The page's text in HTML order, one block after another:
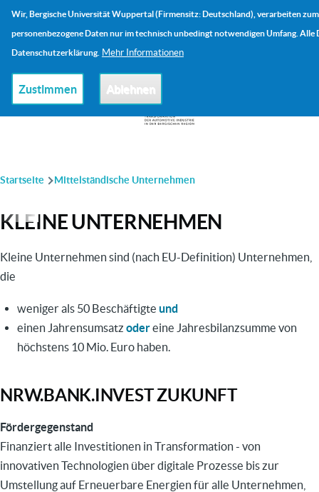
Wir, Bergische Universität Wuppertal (Firmensitz: Deutschland), verarbeiten
personenbezogene Daten nur im technisch unbedingt notwendigen Umfang. Alle
Datenschutzerklärung. Mehr Informationen
Zustimmen Ablehnen
Direkt zum Inhalt
PFADNAVIGATION
Startseite Mittelständische Unternehmen
KLEINE UNTERNEHMEN
Kleine Unternehmen sind (nach EU-Definition) Unternehmen,
die
weniger als 50 Beschäftigte und
einen Jahrensumsatz odereine Jahresbilanzsumme von
höchstens 10 Mio. Euro haben.
NRW.BANK.INVEST ZUKUNFT
Fördergegenstand
Finanziert alle Investitionen in Transformation - von
innovativen Technologien über digitale Prozesse bis zur
Umstellung auf Erneuerbare Energien für alle Unternehmen,